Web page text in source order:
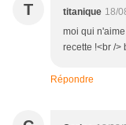
T titanique 18/
moi qui
recette !<br />
Répondre